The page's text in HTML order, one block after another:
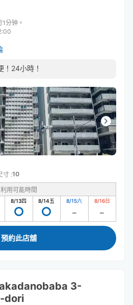
分钟。
！24小時！
寸 :10
利用可能時間
8/13四 8/14五 8/15六 8/16日
預約此店舖
3-
dori